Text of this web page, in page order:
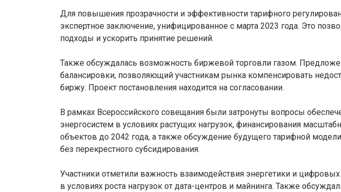
Для повышения прозрачности и эффективности тарифного
экспертное заключение, унифицированное с марта 2023 года. Это
подходы и ускорить принятие решений.
Также обсуждалась возможность биржевой торговли газом.
балансировки, позволяющий участникам рынка компенсировать
биржу. Проект постановления находится на согласовании.
В рамках Всероссийского совещания были затронуты вопросы
энергосистем в условиях растущих нагрузок, финансирования
объектов до 2042 года, а также обсуждение будущего тарифной
без перекрестного субсидирования.
Участники отметили важность взаимодействия энергетики и цифровых
в условиях роста нагрузок от дата-центров и майнинга. Также